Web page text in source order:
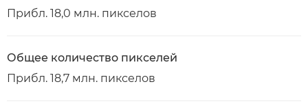
Прибл. 18,0 млн. пикселов
Общее количество пикселей
Прибл. 18,7 млн. пикселов